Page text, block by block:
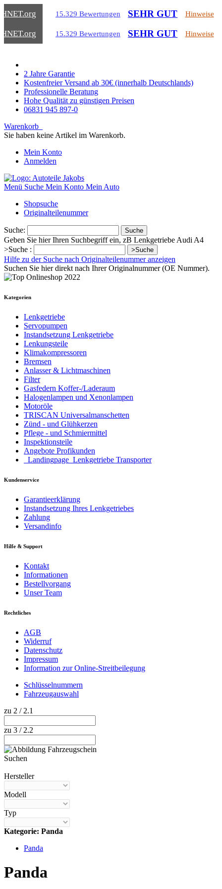
.org 15.329 Bewertungen SEHR GUT Hinweise
.org 15.329 Bewertungen SEHR GUT Hinweise
2 Jahre Garantie
Kostenfreier Versand ab 30€ (innerhalb Deutschlands)
Professionelle Beratung
Hohe Qualität zu günstigen Preisen
06831 945 897-0
Warenkorb
Sie haben keine Artikel im Warenkorb.
Mein Konto
Anmelden
Menü Suche Mein Konto Mein Auto
Shopsuche
Originalteilenummer
Suche: Suche
Geben Sie hier Ihren Suchbegriff ein, zB Lenkgetriebe Audi A4
>Suche :
>Suche
Hilfe zu der Suche nach Originalteilenummer anzeigen
Suchen Sie hier direkt nach Ihrer Originalnummer (OE Nummer).
Kategorien
Lenkgetriebe
Servopumpen
Instandsetzung Lenkgetriebe
Lenkungsteile
Klimakompressoren
Bremsen
Anlasser & Lichtmaschinen
Filter
Gasfedern Koffer-/Laderaum
Halogenlampen und Xenonlampen
Motoröle
TRISCAN Universalmanschetten
Zünd - und Glühkerzen
Pflege - und Schmiermittel
Inspektionsteile
Angebote Profikunden
_Landingpage_Lenkgetriebe Transporter
Kundenservice
Garantieerklärung
Instandsetzung Ihres Lenkgetriebes
Zahlung
Versandinfo
Hilfe & Support
Kontakt
Informationen
Bestellvorgang
Unser Team
Rechtliches
AGB
Widerruf
Datenschutz
Impressum
Information zur Online-Streitbeilegung
Schlüsselnummern
Fahrzeugauswahl
zu 2 / 2.1
zu 3 / 2.2
Suchen
Hersteller
Modell
Typ
Kategorie: Panda
Panda
Panda